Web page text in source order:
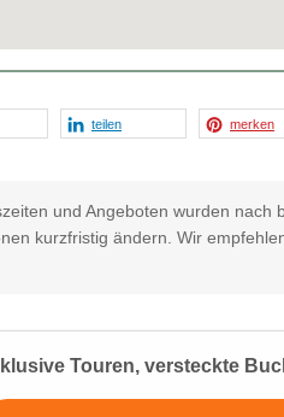
teilen merken
und Angeboten wurden
kurzfristig ändern. Wir
Touren, versteckte